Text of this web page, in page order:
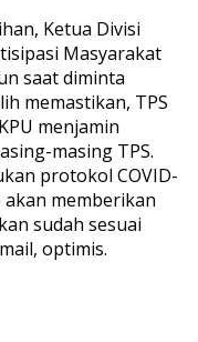
Ketua Divisi
Masyarakat
saat diminta
memastikan, TPS
menjamin
masing TPS.
protokol COVID-
akan memberikan
sudah sesuai
optimis.